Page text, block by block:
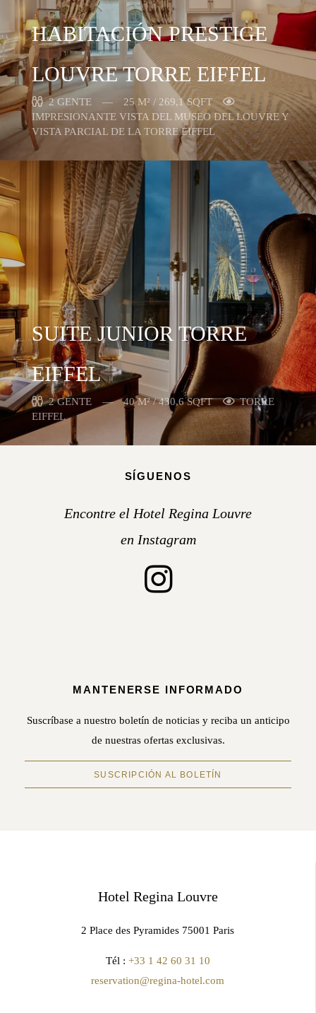
HABITACIÓN PRESTIGE
LOUVRE TORRE EIFFEL
2 GENTE
25 M² / 269,1 SQFT
IMPRESIONANTE VISTA DEL MUSEO DEL LOUVRE Y
VISTA PARCIAL DE LA TORRE EIFFEL
SUITE JUNIOR TORRE
EIFFEL
2 GENTE 40 M² / 430,6 SQFT
TORRE
EIFFEL
SÍGUENOS
Encontre el Hotel Regina Louvre
en Instagram
MANTENERSE INFORMADO
Suscríbase a nuestro boletín de noticias y reciba un anticipo
de nuestras ofertas exclusivas.
SUSCRIPCIÓN AL BOLETÍN
Hotel Regina Louvre
2 Place des Pyramides 75001 Paris
Tél : +33 1 42 60 31 10
reservation@regina-hotel.com